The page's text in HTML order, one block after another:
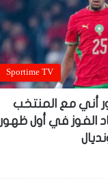
Sportime TV
أني مع المنتخب
الفوز في أول ظهور